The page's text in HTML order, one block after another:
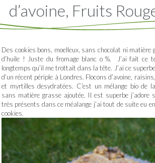
d’avoine, Fruits
Des cookies bons, moelleux, sans chocolat ni matière
d’huile ! Juste du fromage blanc o %. J’ai fait ce
longtemps qu’il me trottait dans la tête. J’ai ce
d’un récent périple à Londres. Flocons d’avoine,
et myrtilles desydratées. C’est un mélange bio de
sans matière grasse ajoutée. Il est superbe j’adore
très présents dans ce méalange j’ai tout de suite eu
cookies.